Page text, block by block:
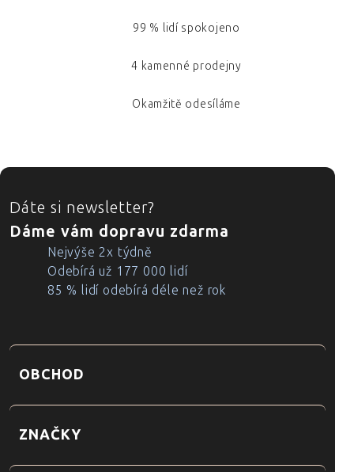
99 % lidí spokojeno
4 kamenné prodejny
Okamžitě odesíláme
ZÁPATÍ
Dáte si newsletter?
Dáme vám dopravu zdarma
Nejvýše 2x týdně
Odebírá už 177 000 lidí
85 % lidí odebírá déle než rok
OBCHOD
ZNAČKY